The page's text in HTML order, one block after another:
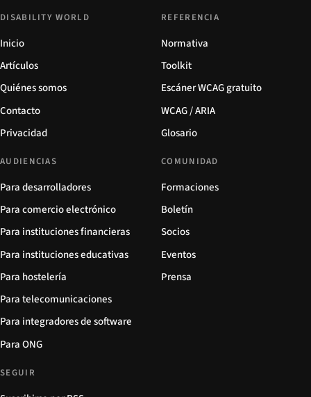
DISABILITY WORLD
Inicio
Artículos
Quiénes somos
Contacto
Privacidad
REFERENCIA
Normativa
Toolkit
Escáner WCAG gratuito
WCAG / ARIA
Glosario
AUDIENCIAS
Para desarrolladores
Para comercio electrónico
Para instituciones financieras
Para instituciones educativas
Para hostelería
Para telecomunicaciones
Para integradores de software
Para ONG
COMUNIDAD
Formaciones
Boletín
Socios
Eventos
Prensa
SEGUIR